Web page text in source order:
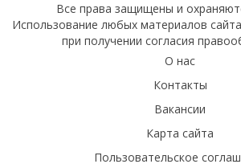
Все права защищены и
Использование любых материалов
при получении согласия
О нас
Контакты
Вакансии
Карта сайта
Пользовательское